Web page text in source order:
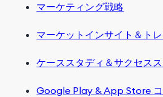
マーケティング戦略
マーケットインサイト＆ト
ケーススタディ＆サクセス
Google Play & App Store コ